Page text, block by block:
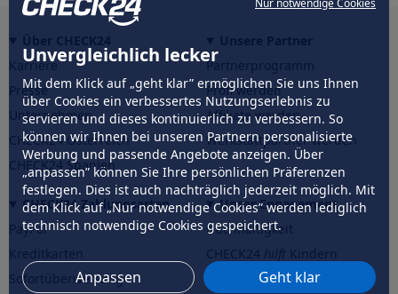
Unvergleichlich lecker
Mit dem Klick auf „geht klar” ermöglichen Sie uns Ihnen
über Cookies ein verbessertes Nutzungserlebnis zu
servieren und dieses kontinuierlich zu verbessern. So
können wir Ihnen bei unseren Partnern personalisierte
Werbung und passende Angebote anzeigen. Über
„anpassen” können Sie Ihre persönlichen Präferenzen
festlegen. Dies ist auch nachträglich jederzeit möglich. Mit
dem Klick auf „Nur notwendige Cookies” werden lediglich
technisch notwendige Cookies gespeichert.
Anpassen Geht klar
Karriere
Presse
Unternehmen
CHECK24 Österreich
CHECK24 Spanien
Partnerprogramm
Profi werden
Affiliate werden
Werkstattpartner werden
CHECK24 Zahlungsarten
PayPal
Sofortüberweisung
Unser Engagement
Nachhaltigkeit
CHECK24hilftder Natur